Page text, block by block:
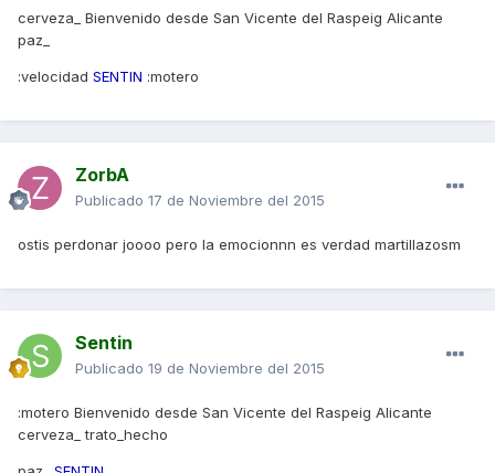
cerveza_ Bienvenido desde San Vicente del Raspeig Alicante
paz_
:velocidad SENTIN :motero
ZorbA
Publicado 17 de Noviembre del 2015
ostis perdonar joooo pero la emocionnn es verdad martillazosm
Sentin
Publicado 19 de Noviembre del 2015
:motero Bienvenido desde San Vicente del Raspeig Alicante
cerveza_ trato_hecho